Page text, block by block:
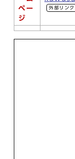
ペー
ジ
外部リンク